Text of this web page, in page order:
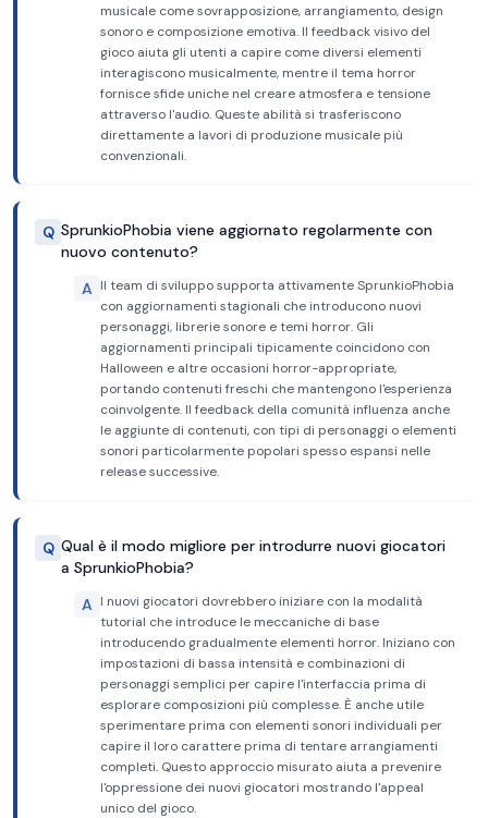
musicale come sovrapposizione, arrangiamento, design
sonoro e composizione emotiva. Il feedback visivo del
gioco aiuta gli utenti a capire come diversi elementi
interagiscono musicalmente, mentre il tema horror
fornisce sfide uniche nel creare atmosfera e tensione
attraverso l'audio. Queste abilità si trasferiscono
direttamente a lavori di produzione musicale più
convenzionali.
Q SprunkioPhobia viene aggiornato regolarmente con
nuovo contenuto?
A Il team di sviluppo supporta attivamente SprunkioPhobia
con aggiornamenti stagionali che introducono nuovi
personaggi, librerie sonore e temi horror. Gli
aggiornamenti principali tipicamente coincidono con
Halloween e altre occasioni horror-appropriate,
portando contenuti freschi che mantengono l'esperienza
coinvolgente. Il feedback della comunità influenza anche
le aggiunte di contenuti, con tipi di personaggi o elementi
sonori particolarmente popolari spesso espansi nelle
release successive.
Q Qual è il modo migliore per introdurre nuovi giocatori
a SprunkioPhobia?
A I nuovi giocatori dovrebbero iniziare con la modalità
tutorial che introduce le meccaniche di base
introducendo gradualmente elementi horror. Iniziano con
impostazioni di bassa intensità e combinazioni di
personaggi semplici per capire l'interfaccia prima di
esplorare composizioni più complesse. È anche utile
sperimentare prima con elementi sonori individuali per
capire il loro carattere prima di tentare arrangiamenti
completi. Questo approccio misurato aiuta a prevenire
l'oppressione dei nuovi giocatori mostrando l'appeal
unico del gioco.